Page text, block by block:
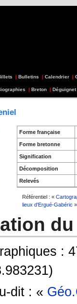
| Bulletins | Calendrier |
| Breton | Déguignet
Forme française
Forme bretonne
Signification
Décomposition
Relevés
Référentiel : «
lieux d'Ergué-Gabéric
:
dit : «